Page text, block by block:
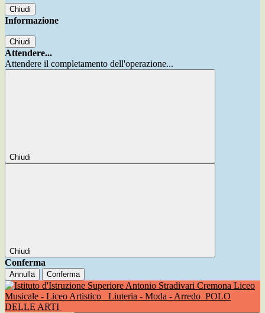
Chiudi
Informazione
Chiudi
Attendere...
Attendere il completamento dell'operazione...
Chiudi
Chiudi
Conferma
Annulla Conferma
Liceo
Musicale - Liceo Artistico
Liuteria - Moda - Arredo POLO
DELLE ARTI